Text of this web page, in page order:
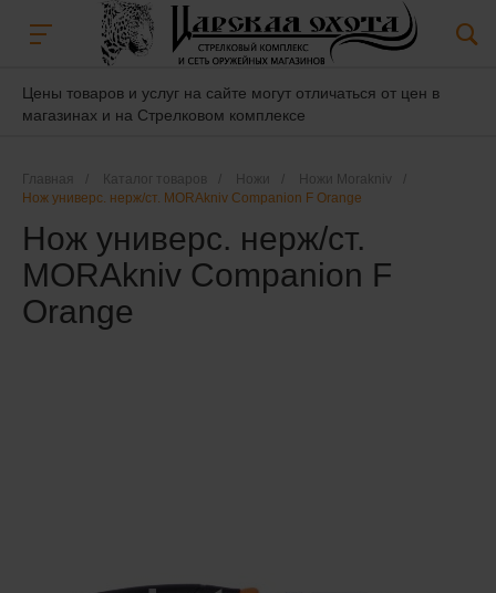
Цены товаров и услуг на сайте могут отличаться от цен в
магазинах и на Стрелковом комплексе
Главная Каталог товаров Ножи Ножи Morakniv
Нож универс. нерж/ст. MORAkniv Companion F Orange
Нож универс. нерж/ст.
MORAkniv Companion F
Orange